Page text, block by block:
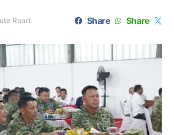
Read Share Share